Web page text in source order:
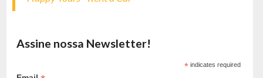
Assine nossa Newsletter!
* indicates required